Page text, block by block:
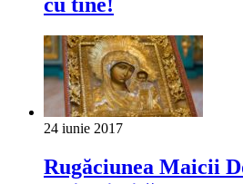
cu tine!
24 iunie 2017
Rugăciunea Maicii